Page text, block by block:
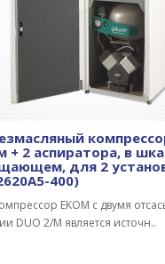
+ 2 аспиратора, в
для 2
400)
EKOM с двумя
DUO 2/M является источн..